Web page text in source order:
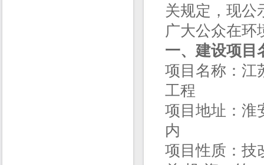
关规定，现公
广大公众在环
一、建设项目
项目名称：江
工程
项目地址：淮
内
项目性质：技